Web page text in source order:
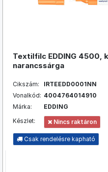
Textilfilc EDDING 4500,
narancssárga
Cikszám:
IRTEEDD0001NN
Vonalkód: 4004764014910
Márka:
EDDING
Készlet:
Nincs raktáron
Csak rendelésre kapható